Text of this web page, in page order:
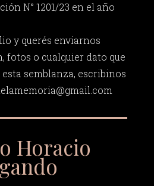
N° 1201/23 en el año
y querés enviarnos
fotos o cualquier dato que
esta semblanza, escribinos
Horacio